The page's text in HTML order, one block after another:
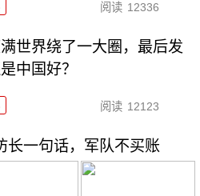
阅读 12336
世界绕了一大圈，最后发
中国好？
阅读 12123
长一句话，军队不买账